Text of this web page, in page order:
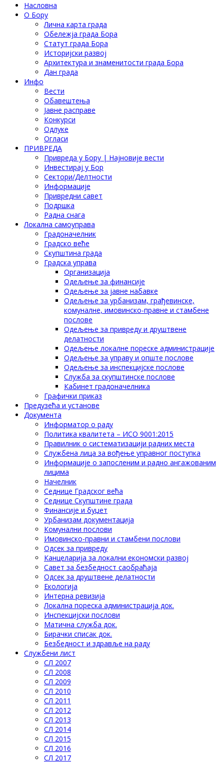
Насловна
О Бору
Лична карта града
Обележја града Бора
Статут града Бора
Историјски развој
Архитектура и знаменитости града Бора
Дан града
Инфо
Вести
Обавештења
Јавне расправе
Конкурси
Одлуке
Огласи
ПРИВРЕДА
Привреда у Бору | Најновије вести
Инвестирај у Бор
Сектори/Делтности
Информације
Привредни савет
Подршка
Радна снага
Локална самоуправа
Градоначелник
Градско веће
Скупштина града
Градска управа
Организација
Одељење за финансије
Одељење за јавне набавке
Одељење за урбанизам, грађевинске,
комуналне, имовинско-правне и стамбене
послове
Одељење за привреду и друштвене
делатности
Одељење локалне пореске администрације
Одељење за управу и опште послове
Одељење за инспекцијске послове
Служба за скупштинске послове
Кабинет градоначелника
Графички приказ
Предузећа и установе
Документа
Информатор о раду
Политика квалитета – ИСО 9001:2015
Правилник о систематизацији радних места
Службена лица за вођење управног поступка
Информације о запосленим и радно ангажованим
лицима
Начелник
Седнице Градског већа
Седнице Скупштине града
Финансије и буџет
Урбанизам документација
Комунални послови
Имовинско-правни и стамбени послови
Одсек за привреду
Канцеларија за локални економски развој
Савет за безбедност саобраћаја
Одсек за друштвене делатности
Eкологија
Интерна ревизија
Локална пореска администрација док.
Инспекцијски послови
Матична служба док.
Бирачки списак док.
Безбедност и здравље на раду
Службени лист
СЛ 2007
СЛ 2008
СЛ 2009
СЛ 2010
СЛ 2011
СЛ 2012
СЛ 2013
СЛ 2014
СЛ 2015
СЛ 2016
СЛ 2017